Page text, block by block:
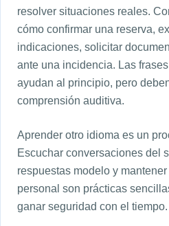
resolver situaciones reales.
cómo confirmar una reserva,
indicaciones, solicitar
ante una incidencia. Las
ayudan al principio, pero
comprensión auditiva.
Aprender otro idioma es un
Escuchar conversaciones del
respuestas modelo y
personal son prácticas
ganar seguridad con el tiempo.